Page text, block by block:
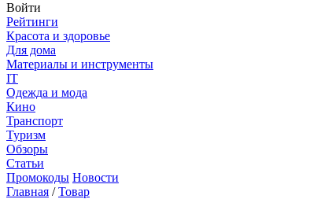
Войти
Рейтинги
Красота и здоровье
Для дома
Материалы и инструменты
IT
Одежда и мода
Кино
Транспорт
Туризм
Обзоры
Статьи
Промокоды Новости
Главная /Товар